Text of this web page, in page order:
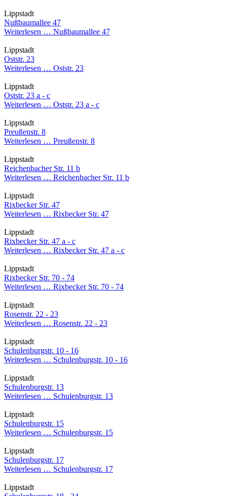
Lippstadt
Nußbaumallee 47
Weiterlesen … Nußbaumallee 47
Lippstadt
Oststr. 23
Weiterlesen … Oststr. 23
Lippstadt
Oststr. 23 a - c
Weiterlesen … Oststr. 23 a - c
Lippstadt
Preußenstr. 8
Weiterlesen … Preußenstr. 8
Lippstadt
Reichenbacher Str. 11 b
Weiterlesen … Reichenbacher Str. 11 b
Lippstadt
Rixbecker Str. 47
Weiterlesen … Rixbecker Str. 47
Lippstadt
Rixbecker Str. 47 a - c
Weiterlesen … Rixbecker Str. 47 a - c
Lippstadt
Rixbecker Str. 70 - 74
Weiterlesen … Rixbecker Str. 70 - 74
Lippstadt
Rosenstr. 22 - 23
Weiterlesen … Rosenstr. 22 - 23
Lippstadt
Schulenburgstr. 10 - 16
Weiterlesen … Schulenburgstr. 10 - 16
Lippstadt
Schulenburgstr. 13
Weiterlesen … Schulenburgstr. 13
Lippstadt
Schulenburgstr. 15
Weiterlesen … Schulenburgstr. 15
Lippstadt
Schulenburgstr. 17
Weiterlesen … Schulenburgstr. 17
Lippstadt